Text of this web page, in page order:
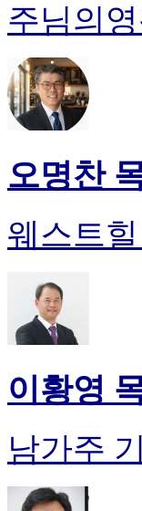
주님의
오명찬
웨스트
이황영
남가주